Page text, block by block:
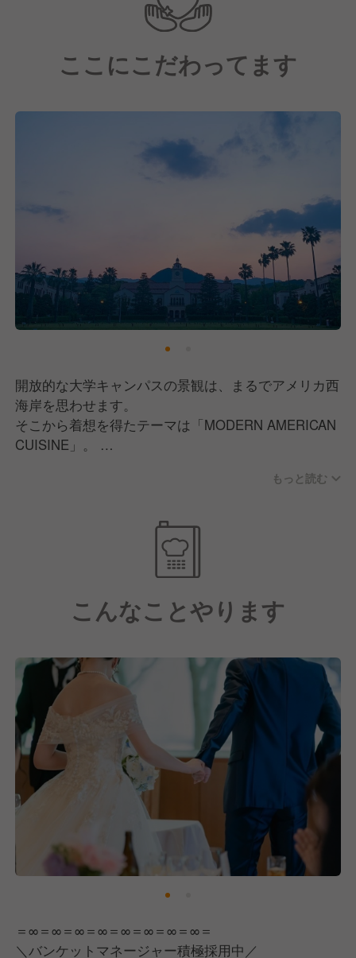
ここにこだわってます
開放的な大学キャンパスの景観は、まるでアメリカ西
海岸を思わせます。
そこから着想を得たテーマは「MODERN AMERICAN
CUISINE」。
また、敷地内には各種パーティーに対応できる7つの
・関学卒業生の同窓会やOB会、披露宴
・学会や大学行事の懇親会
・地元企業や団体による各種パーティー など
地域に開かれたコミュニティスペースとしても利用い
＊公式HP https://kwangaku-kaikan1999.jp/
＊Instagram
https://www.instagram.com/restaurant_poplar/
もっと読む
こんなことやります
＝∞＝∞＝∞＝∞＝∞＝∞＝∞＝∞＝
＼バンケットマネージャー積極採用中／